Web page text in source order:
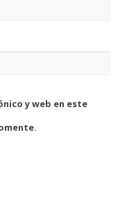
y web en este